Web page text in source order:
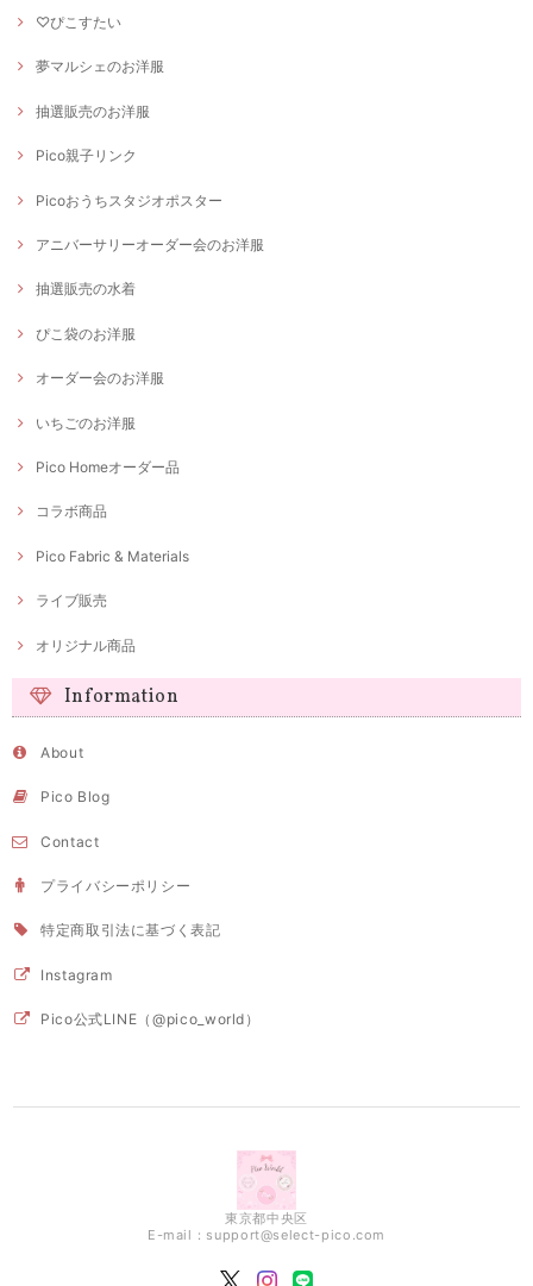
♡ぴこすたい
夢マルシェのお洋服
抽選販売のお洋服
Pico親子リンク
Picoおうちスタジオポスター
アニバーサリーオーダー会のお洋服
抽選販売の水着
ぴこ袋のお洋服
オーダー会のお洋服
いちごのお洋服
Pico Homeオーダー品
コラボ商品
Pico Fabric & Materials
ライブ販売
オリジナル商品
Information
About
Pico Blog
Contact
プライバシーポリシー
特定商取引法に基づく表記
Instagram
Pico公式LINE（@pico_world）
東京都中央区
E-mail： support@select-pico.com